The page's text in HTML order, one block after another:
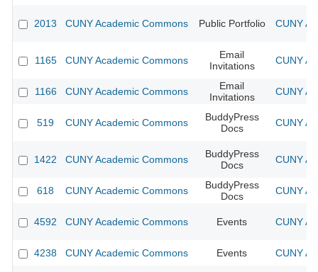
2013 CUNY Academic Commons Public Portfolio CUNY
1165 CUNY Academic Commons
Email
Invitations
CUNY
1166 CUNY Academic Commons
Email
Invitations
CUNY
519 CUNY Academic Commons
BuddyPress
Docs
CUNY
1422 CUNY Academic Commons
BuddyPress
Docs
CUNY
618 CUNY Academic Commons
BuddyPress
Docs
CUNY
4592 CUNY Academic Commons Events CUNY
4238 CUNY Academic Commons Events CUNY